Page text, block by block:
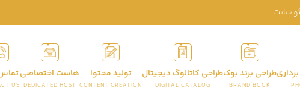
سایت
طراحی برند بوک
BRAND BOOK
طراحی کاتالوگ دیجیتال
DIGITAL CATALOG
تولید محتوا
CONTENT CREATION
هاست اختصاصی
DEDICATED HOST
US